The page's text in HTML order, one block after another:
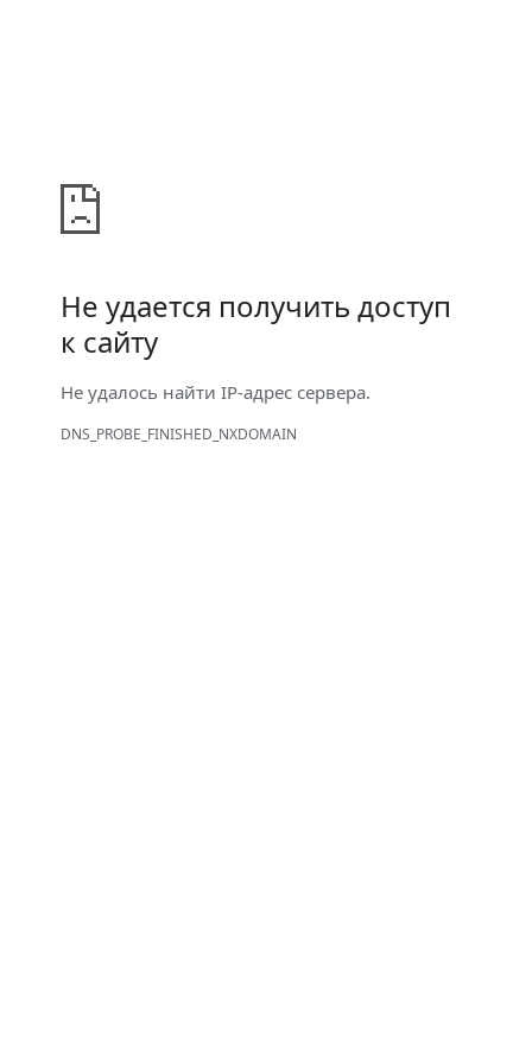
Не удается получить доступ
к сайту
Не удалось найти IP-адрес сервера.
DNS_PROBE_FINISHED_NXDOMAIN